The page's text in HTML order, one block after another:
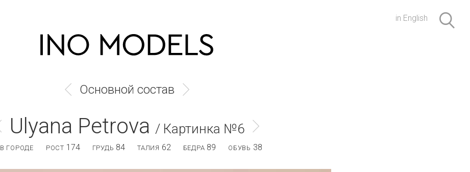
in English
Основной состав
Ulyana Petrova / Картинка №6
В ГОРОДЕ РОСТ 174 ГРУДЬ 84 ТАЛИЯ 62 БЕДРА 89 ОБУВЬ 38